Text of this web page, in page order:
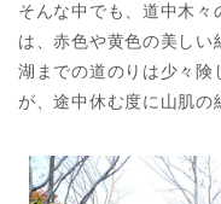
そんな中でも、道中木々
は、赤色や黄色の美しい
湖までの道のりは少々険
が、途中休む度に山肌の